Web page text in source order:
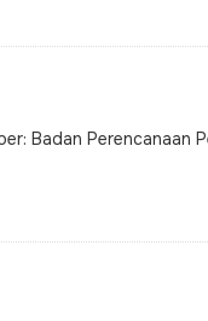
Badan Perencanaan